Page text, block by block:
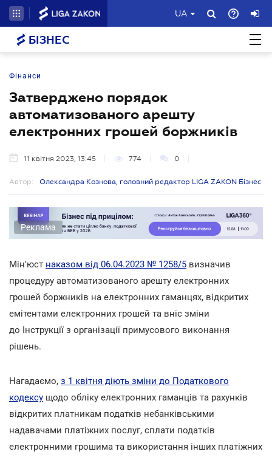
UA
БІЗНЕС
Фінанси
Затверджено порядок
автоматизованого арешту
електронних грошей боржників
11 квітня 2023, 13:45 774 0
Автор: Олександра Кознова, головний редактор LIGA ZAKON Бізнес
Реклама
Мін'юст наказом від 06.04.2023 № 1258/5 визначив
процедуру автоматизованого арешту електронних
грошей боржників на електронних гаманцях, відкритих
емітентами електронних грошей та вніс зміни
до Інструкції з організації примусового виконання
рішень.
Нагадаємо, з 1 квітня діють зміни до Податкового
кодексу щодо обліку електронних гаманців та рахунків
відкритих платникам податків небанківськими
надавачами платіжних послуг, сплати податків
електронними грошима та використання інших платіжних